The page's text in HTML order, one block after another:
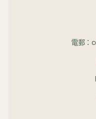
電郵：